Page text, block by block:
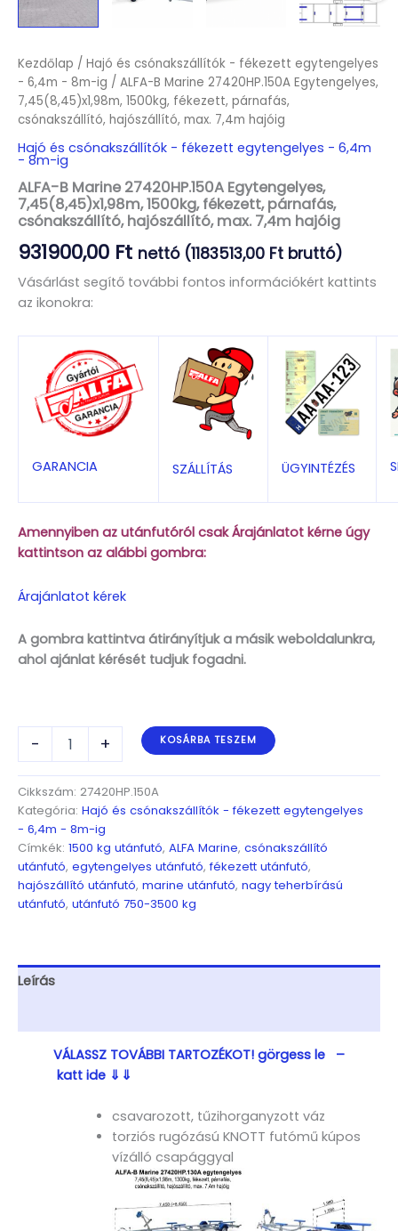
Kezdőlap / Hajó és csónakszállítók - fékezett egytengelyes
- 6,4m - 8m-ig / ALFA-B Marine 27420HP.150A Egytengelyes,
7,45(8,45)x1,98m, 1500kg, fékezett, párnafás,
csónakszállító, hajószállító, max. 7,4m hajóig
Hajó és csónakszállítók - fékezett egytengelyes - 6,4m
- 8m-ig
ALFA-B Marine 27420HP.150A Egytengelyes,
7,45(8,45)x1,98m, 1500kg, fékezett, párnafás,
csónakszállító, hajószállító, max. 7,4m hajóig
931900,00 Ft nettó (1183513,00 Ft bruttó)
Vásárlást segítő további fontos információkért kattints
az ikonokra:
GARANCIA SZÁLLÍTÁS ÜGYINTÉZÉS
Amennyiben az utánfutóról csak Árajánlatot kérne úgy
kattintson az alábbi gombra:
Árajánlatot kérek
A gombra kattintva átirányítjuk a másik weboldalunkra,
ahol ajánlat kérését tudjuk fogadni.
-
27420HP.150A
Egytengelyes,
7,45(8,45)x1,98m,
1500kg,
fékezett,
párnafás,
csónakszállító,
hajószállító,
hajóig
mennyiség
+ KOSÁRBA TESZEM
Cikkszám: 27420HP.150A
Kategória: Hajó és csónakszállítók - fékezett egytengelyes
- 6,4m - 8m-ig
Címkék: 1500 kg utánfutó, ALFA Marine, csónakszállító
utánfutó, egytengelyes utánfutó,fékezett utánfutó,
hajószállító utánfutó, marine utánfutó, nagy teherbírású
utánfutó, utánfutó 750-3500 kg
Leírás
VÁLASSZ TOVÁBBI TARTOZÉKOT! görgess le –
katt ide ⇓⇓
csavarozott, tűzihorganyzott váz
torziós rugózású KNOTT futómű kúpos
vízálló csapággyal